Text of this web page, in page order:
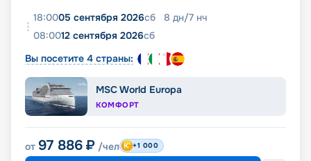
18:0005 сентября 2026сб 8 дн/7 нч
08:0012 сентября 2026сб
Вы посетите 4 страны:
MSC World Europa
КОМФОРТ
от 97 886 ₽ /чел +1 000